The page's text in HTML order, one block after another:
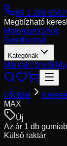
06 1 280 6567
Megbízható
MotorgumiShop
Gumikereső
Kategóriák
MárkákTömlők
Főoldal
MAX
Új
Az ár 1 db
Külső raktár